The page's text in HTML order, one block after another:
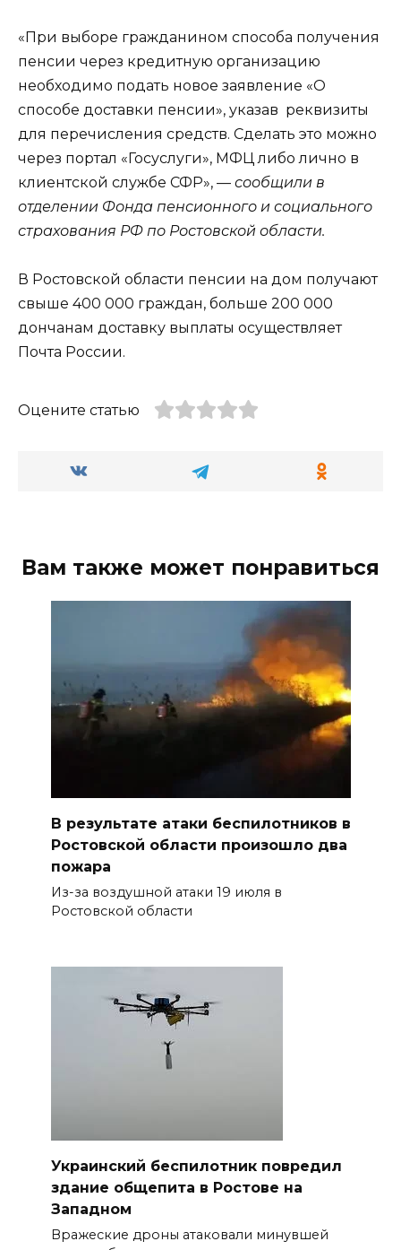
«При выборе гражданином способа получения
пенсии через кредитную организацию
необходимо подать новое заявление «О
способе доставки пенсии», указав реквизиты
для перечисления средств. Сделать это можно
через портал «Госуслуги», МФЦ либо лично в
клиентской службе СФР», — сообщили в
отделении Фонда пенсионного и социального
страхования РФ по Ростовской области.
В Ростовской области пенсии на дом получают
свыше 400 000 граждан, больше 200 000
дончанам доставку выплаты осуществляет
Почта России.
Оцените статью
Вам также может понравиться
В результате атаки беспилотников в
Ростовской области произошло два
пожара
Из-за воздушной атаки 19 июля в
Ростовской области
Украинский беспилотник повредил
здание общепита в Ростове на
Западном
Вражеские дроны атаковали минувшей